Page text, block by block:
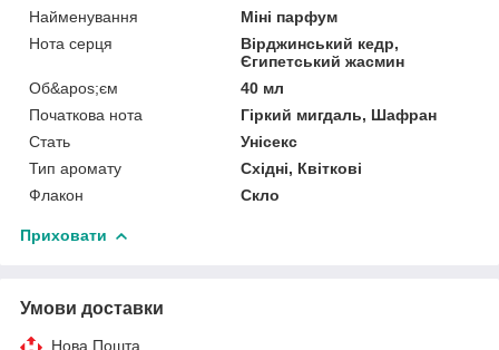
Найменування
Міні парфум
Нота серця
Вірджинський кедр,
Єгипетський жасмин
Об&apos;єм
40 мл
Початкова нота
Гіркий мигдаль, Шафран
Стать
Унісекс
Тип аромату
Східні, Квіткові
Флакон
Скло
Приховати
Умови доставки
Нова Пошта